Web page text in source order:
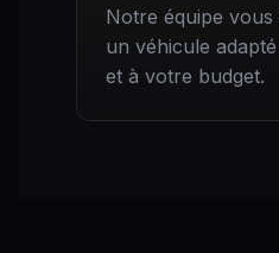
Notre équipe vous
un véhicule
et à votre budget.